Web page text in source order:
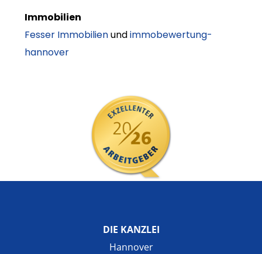
Immobilien
Fesser Immobilienundimmobewertung-
hannover
DIE KANZLEI
Hannover